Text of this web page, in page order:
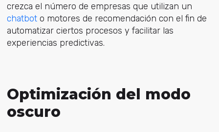
crezca el número de empresas que utilizan un
chatboto motores de recomendación con el fin de
automatizar ciertos procesos y facilitar las
experiencias predictivas.
Optimización del modo
oscuro